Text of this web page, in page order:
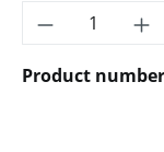
Product
Product